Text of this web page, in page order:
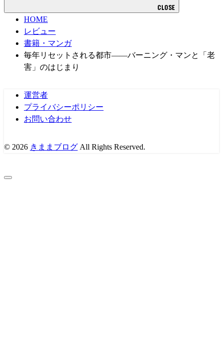
CLOSE
HOME
レビュー
書籍・マンガ
毎年リセットされる都市――バーニング・マンと「老
害」のはじまり
運営者
プライバシーポリシー
お問い合わせ
© 2026 きままブログ All Rights Reserved.